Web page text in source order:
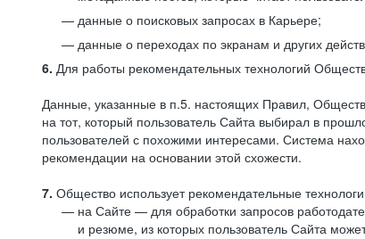
данные о поисковых запросах в Карьере;
данные о переходах по экранам и других
6. Для работы рекомендательных технологий
Данные, указанные в п.5. настоящих Правил,
на тот, который пользователь Сайта выбирал в
пользователей с похожими интересами. Система
рекомендации на основании этой схожести.
7. Общество использует рекомендательные
на Сайте — для обработки запросов
и резюме, из которых пользователь Сайта